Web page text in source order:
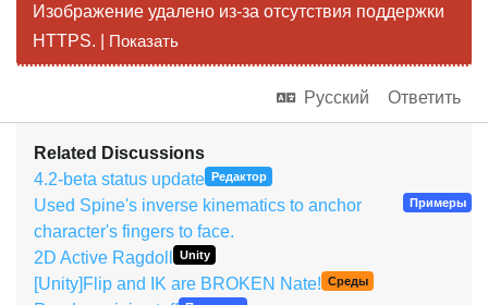
Изображение удалено из-за отсутствия поддержки
HTTPS. | Показать
Русский Ответить
Related Discussions
4.2-beta status update Редактор
Used Spine's inverse kinematics to anchor
character's fingers to face.
Примеры
2D Active Ragdoll Unity
[Unity]Flip and IK are BROKEN Nate! Среды